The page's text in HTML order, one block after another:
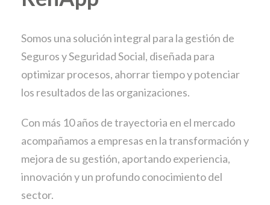
Somos una solución integral para la gestión de
Seguros y Seguridad Social, diseñada para
optimizar procesos, ahorrar tiempo y potenciar
los resultados de las organizaciones.
Con más 10 años de trayectoria en el mercado
acompañamos a empresas en la transformación y
mejora de su gestión, aportando experiencia,
innovación y un profundo conocimiento del
sector.